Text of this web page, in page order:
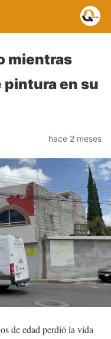
mientras
pintura en su
hace 2 meses
de edad perdió la vida